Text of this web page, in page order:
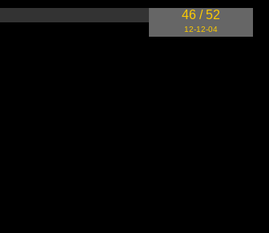
46 / 52
12-12-04